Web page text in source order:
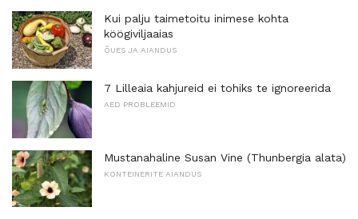
Kui palju taimetoitu inimese kohta
köögiviljaaias
ÕUES JA AIANDUS
7 Lilleaia kahjureid ei tohiks te ignoreerida
AED PROBLEEMID
Mustanahaline Susan Vine (Thunbergia alata)
KONTEINERITE AIANDUS